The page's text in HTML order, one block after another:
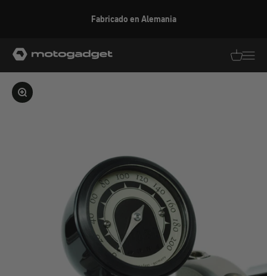
Fabricado en Alemania
motogadget GmbH
Ampliar la imagen